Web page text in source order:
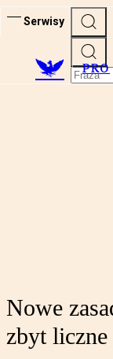
Serwisy
PRO
Nowe
zbyt liczne